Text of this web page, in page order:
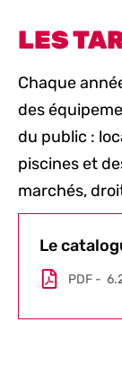
LES
Chaque
des
du public :
piscines et
marchés,
Le
PDF